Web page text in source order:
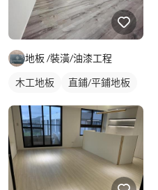
地板 /裝潢/油漆工程
木工地板 直鋪/平鋪地板